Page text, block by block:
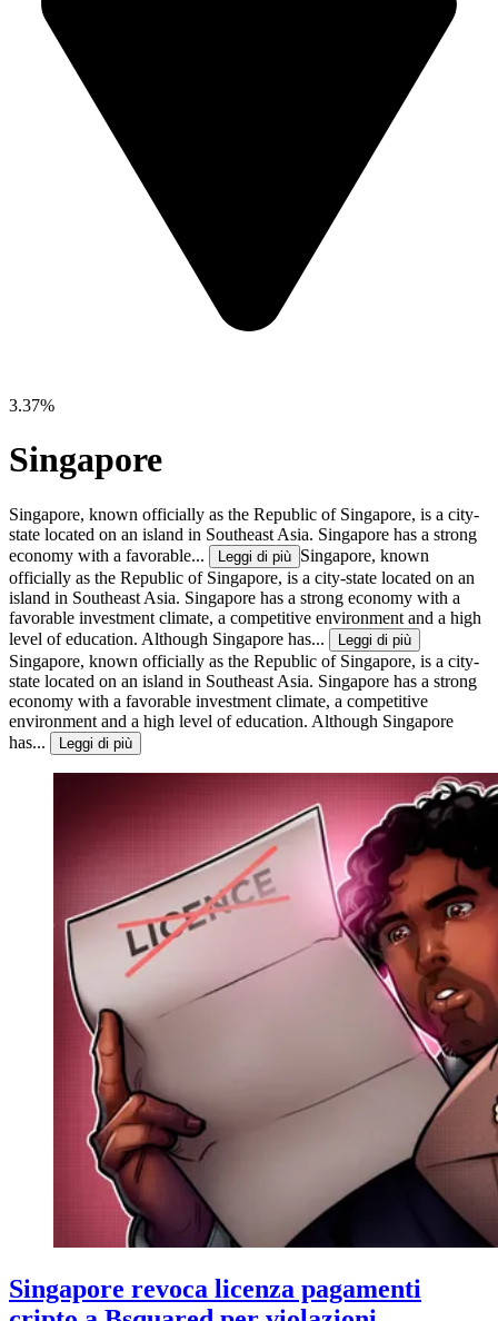
3.37%
Singapore
Singapore, known officially as the Republic of Singapore, is a city-
state located on an island in Southeast Asia. Singapore has a strong
economy with a favorable...
Leggi di più Singapore, known
officially as the Republic of Singapore, is a city-state located on an
island in Southeast Asia. Singapore has a strong economy with a
favorable investment climate, a competitive environment and a high
level of education. Although Singapore has...
Leggi di più
Singapore, known officially as the Republic of Singapore, is a city-
state located on an island in Southeast Asia. Singapore has a strong
economy with a favorable investment climate, a competitive
environment and a high level of education. Although Singapore
has...
Leggi di più
Singapore revoca licenza pagamenti